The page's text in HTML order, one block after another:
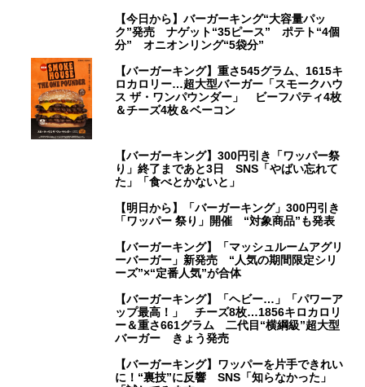
【今日から】バーガーキング“大容量パッ
ク”発売 ナゲット“35ピース” ポテト“4個
分” オニオンリング“5袋分”
【バーガーキング】重さ545グラム、1615キ
ロカロリー…超大型バーガー「スモークハウ
ス ザ・ワンパウンダー」 ビーフパティ4枚
＆チーズ4枚＆ベーコン
【バーガーキング】300円引き「ワッパー祭
り」終了まであと3日 SNS「やばい忘れて
た」「食べとかないと」
【明日から】「バーガーキング」300円引き
「ワッパー 祭り」開催 “対象商品”も発表
【バーガーキング】「マッシュルームアグリ
ーバーガー」新発売 “人気の期間限定シリ
ーズ”×“定番人気”が合体
【バーガーキング】「ヘビー…」「パワーア
ップ最高！」 チーズ8枚…1856キロカロリ
ー＆重さ661グラム 二代目“横綱級”超大型
バーガー きょう発売
【バーガーキング】ワッパーを片手できれい
に！“裏技”に反響 SNS「知らなかった」